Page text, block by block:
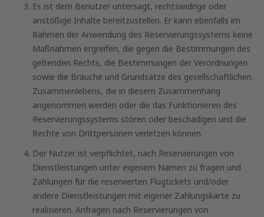
Es ist dem Benutzer untersagt, rechtswidrige oder
anstößige Inhalte bereitzustellen. Er kann ebenfalls im
Rahmen der Anwendung des Reservierungssystems keine
Maßnahmen ergreifen, die gegen die Bestimmungen des
geltenden Rechts, die Bestimmungen der Verordnungen
sowie die Bräuche und Grundsätze des gesellschaftlichen
Zusammenlebens, die in diesem Zusammenhang
angenommen werden oder die das Funktionieren des
Reservierungssystems stören oder beschädigen und die
Rechte von Drittpersonen verletzen können.
Der Nutzer ist verpflichtet, nach Reservierungen von
Dienstleistungen unter eigenem Namen zu fragen und
Zahlungen für die reservierten Flugtickets und/oder
andere Dienstleistungen mit eigener Zahlungskarte zu
realisieren. Anfragen nach Reservierungen von